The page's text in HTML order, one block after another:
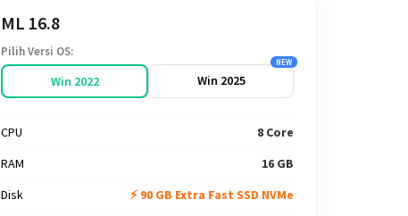
ML 16.8
Pilih Versi OS:
Win 2022 Win 2025
NEW
CPU
8 Core
RAM
16 GB
Disk
⚡ 90 GB Extra Fast SSD NVMe